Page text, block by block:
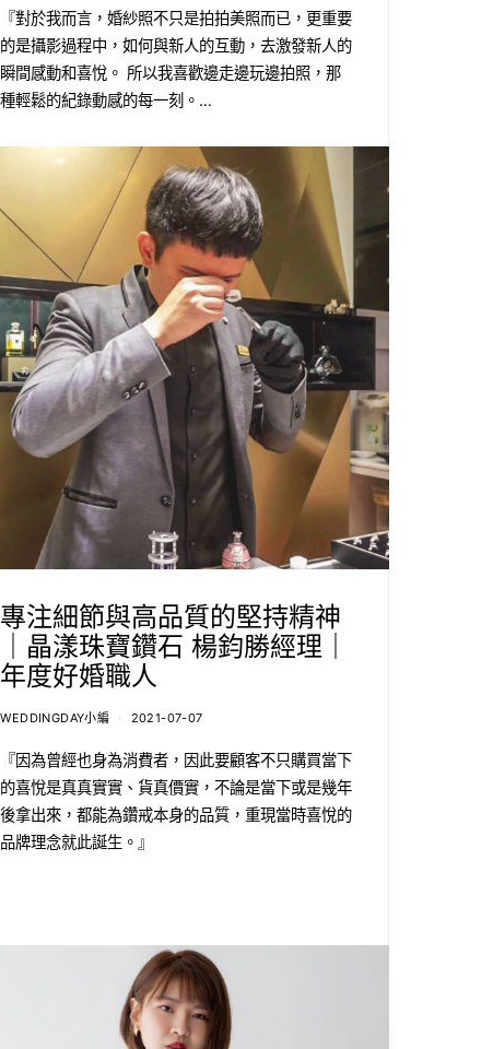
『對於我而言，婚紗照不只是拍拍美照而已，更重要
的是攝影過程中，如何與新人的互動，去激發新人的
瞬間感動和喜悅。 所以我喜歡邊走邊玩邊拍照，那
種輕鬆的紀錄動感的每一刻。…
專注細節與高品質的堅持精神
｜晶漾珠寶鑽石 楊鈞勝經理｜
年度好婚職人
WEDDINGDAY小編 2021-07-07
『因為曾經也身為消費者，因此要顧客不只購買當下
的喜悅是真真實實、貨真價實，不論是當下或是幾年
後拿出來，都能為鑽戒本身的品質，重現當時喜悅的
品牌理念就此誕生。』